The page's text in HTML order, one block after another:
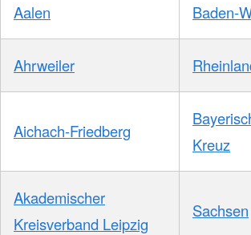
Aalen Baden-
Ahrweiler
Aichach-Friedberg
Kreuz
Akademischer
Kreisverband Leipzig
Sachsen